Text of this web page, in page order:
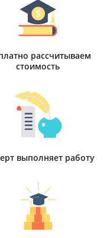
рассчитываем
стоимость
выполняет работу